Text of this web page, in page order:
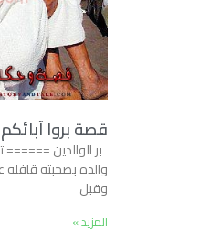
قصة بروا
بر الوالدين
والده بصحبته
وقبل
المزيد »